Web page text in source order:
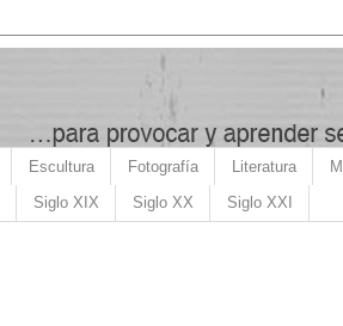
Escultura Fotografía Literatura
Siglo XIX Siglo XX Siglo XXI